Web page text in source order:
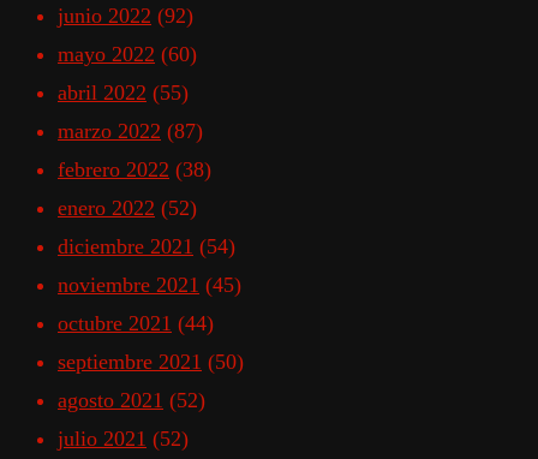
junio 2022 (92)
mayo 2022 (60)
abril 2022 (55)
marzo 2022 (87)
febrero 2022 (38)
enero 2022 (52)
diciembre 2021 (54)
noviembre 2021 (45)
octubre 2021 (44)
septiembre 2021 (50)
agosto 2021 (52)
julio 2021 (52)